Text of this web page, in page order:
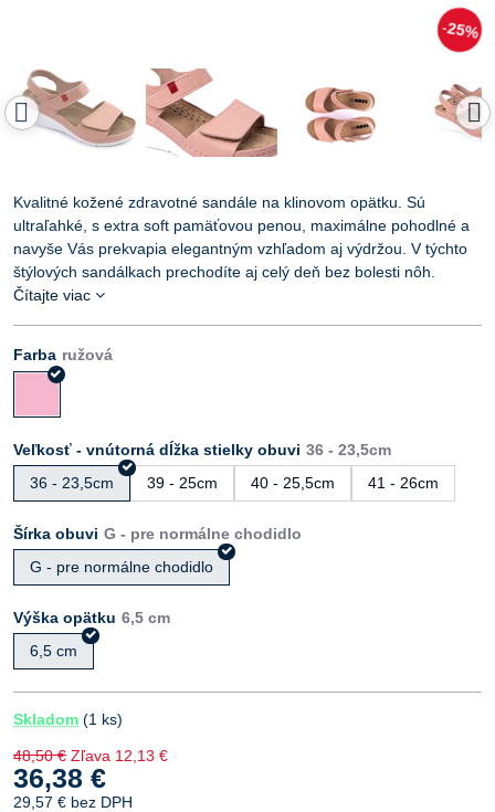
25%
Kvalitné kožené zdravotné sandále na klinovom opätku. Sú
ultraľahké, s extra soft pamäťovou penou, maximálne pohodlné a
navyše Vás prekvapia elegantným vzhľadom aj výdržou. V týchto
štýlových sandálkach prechodíte aj celý deň bez bolesti nôh.
Čítajte viac
Farba
Veľkosť - vnútorná dĺžka stielky obuvi
36 - 23,5cm
39 - 25cm 40 - 25,5cm 41 - 26cm
Šírka obuvi
G - pre normálne chodidlo
Výška opätku
6,5 cm
Skladom (1 ks)
48,50 € Zľava 12,13 €
36,38 €
29,57 € bez DPH